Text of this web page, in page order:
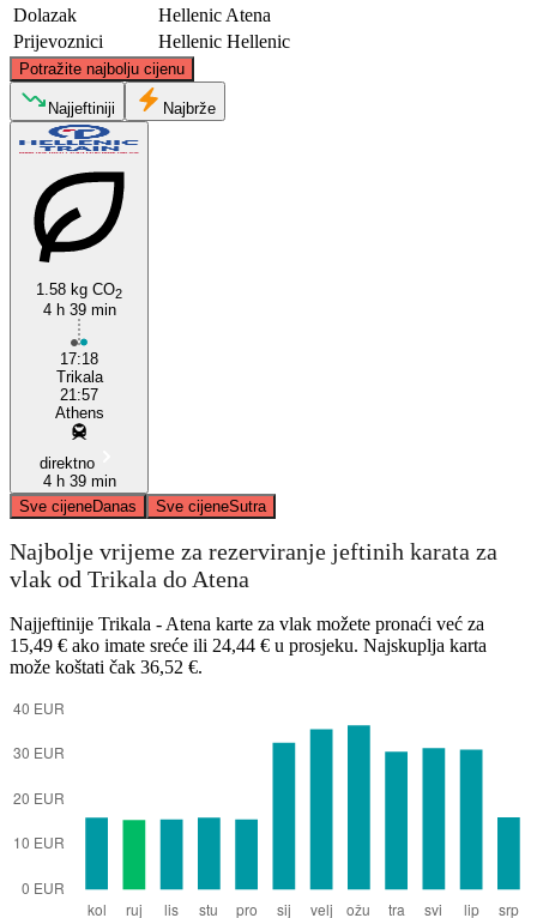
Dolazak
Hellenic Atena
Prijevoznici
Hellenic Hellenic
Potražite najbolju cijenu
Trikala
©CARTO
Najjeftiniji Najbrže
1.58 kg CO2
4 h 39 min
17:18
Trikala
21:57
Athens
direktno
4 h 39 min
Sve cijeneDanas Sve cijeneSutra
Najbolje vrijeme za rezerviranje jeftinih karata za
vlak od Trikala do Atena
Najjeftinije Trikala - Atena karte za vlak možete pronaći već za
15,49 € ako imate sreće ili 24,44 € u prosjeku. Najskuplja karta
može koštati čak 36,52 €.